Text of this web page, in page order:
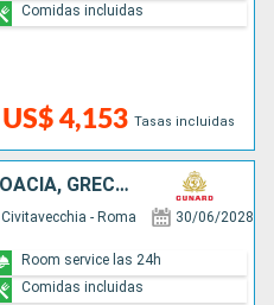
US$ 4,153 Tasas incluidas
Comidas incluidas
MALTA, MONTENEGRO, CROACIA, GRECIA, ITALIA, ESPAÑA, FRANCIA
Civitavecchia - Roma 30/06/2028
Room service las 24h
Comidas incluidas